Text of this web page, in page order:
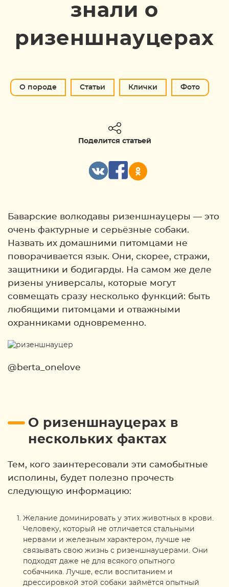
знали о
ризеншнауцерах
О породе Статьи Клички Фото
Поделится статьей
Баварские волкодавы ризеншнауцеры — это
очень фактурные и серьёзные собаки.
Назвать их домашними питомцами не
поворачивается язык. Они, скорее, стражи,
защитники и бодигарды. На самом же деле
ризены универсалы, которые могут
совмещать сразу несколько функций: быть
любящими питомцами и отважными
охранниками одновременно.
@berta_onelove
О ризеншнауцерах в
нескольких фактах
Тем, кого заинтересовали эти самобытные
исполины, будет полезно прочесть
следующую информацию:
Желание доминировать у этих животных в крови.
Человеку, который не отличается стальными
нервами и железным характером, лучше не
связывать свою жизнь с ризеншнауцерами. Они
подходят даже не для всякого опытного
собачника. Лучше, если воспитанием и
дрессировкой этой собаки займётся опытный